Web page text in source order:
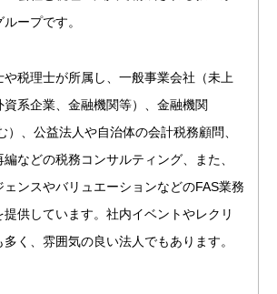
ープです。
や税理士が所属し、一般事業会社（未上
系企業、金融機関等）、金融機関
）、公益法人や自治体の会計税務顧問、
などの税務コンサルティング、また、
ェンスやバリュエーションなどのFAS業務
供しています。社内イベントやレクリ
く、雰囲気の良い法人でもあります。